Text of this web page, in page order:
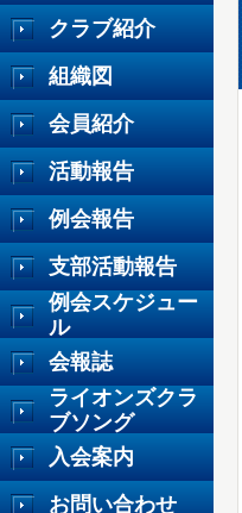
クラブ紹介
組織図
会員紹介
活動報告
例会報告
支部活動報告
例会スケジュー
ル
会報誌
ライオンズクラ
ブソング
入会案内
お問い合わせ